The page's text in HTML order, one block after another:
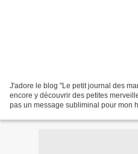
J'adore le blog "Le petit journal des
encore y découvrir des petites
pas un message subliminal pour mon